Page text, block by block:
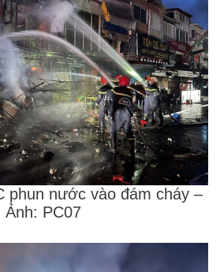
phun nước vào đám cháy –
Ảnh: PC07